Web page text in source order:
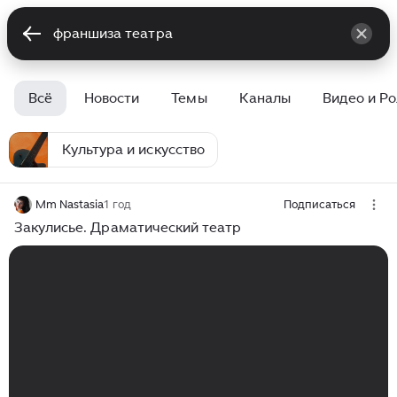
Всё Новости Темы Каналы Видео и
Культура и искусство
Mm Nastasia1 год Подписаться
Закулисье. Драматический театр